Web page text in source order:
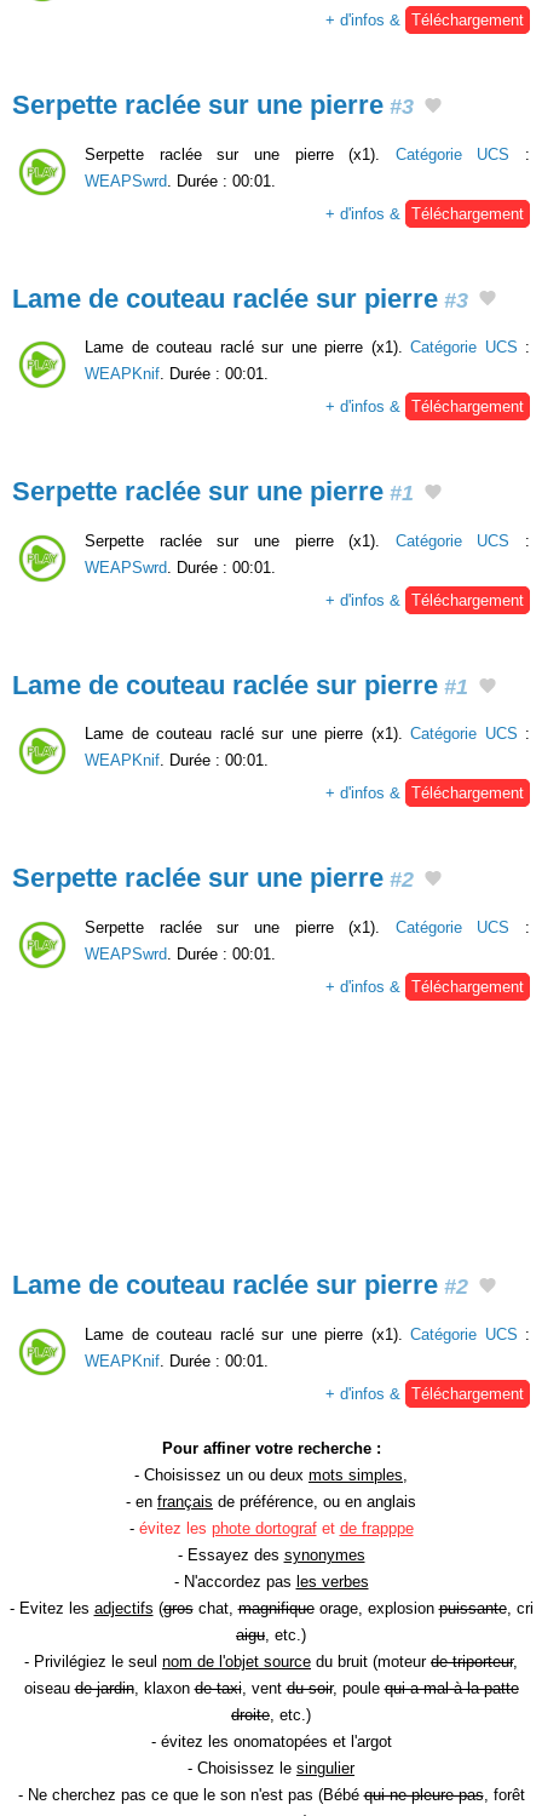
+ d'infos &
Téléchargement
Serpette raclée sur une pierre #3
Serpette raclée sur une pierre (x1). Catégorie UCS :
WEAPSwrd . Durée : 00:01.
+ d'infos &
Téléchargement
Lame de couteau raclée sur pierre #3
Lame de couteau raclé sur une pierre (x1). Catégorie UCS :
WEAPKnif. Durée : 00:01.
+ d'infos & Téléchargement
Serpette raclée sur une pierre #1
Serpette raclée sur une pierre (x1). Catégorie UCS :
WEAPSwrd . Durée : 00:01.
+ d'infos &
Téléchargement
Lame de couteau raclée sur pierre #1
Lame de couteau raclé sur une pierre (x1). Catégorie UCS :
WEAPKnif. Durée : 00:01.
+ d'infos & Téléchargement
Serpette raclée sur une pierre #2
Serpette raclée sur une pierre (x1). Catégorie UCS :
WEAPSwrd. Durée : 00:01.
+ d'infos & Téléchargement
Lame de couteau raclée sur pierre #2
Lame de couteau raclé sur une pierre (x1). Catégorie UCS :
WEAPKnif . Durée : 00:01.
+ d'infos &
Téléchargement
Pour affiner votre recherche :
- Choisissez un ou deux mots simples
- en français de préférence, ou en anglais
- évitez les phote dortografet de frapppe
- Essayez des synonymes
- N'accordez pas les verbes
- Evitez les adjectifs (groschat,magnifiqueorage, explosionpuissante, cri
aigu , etc.)
- Privilégiez le seul nom de l'objet source du bruit (moteur de triporteur,
oiseaude jardin, klaxonde taxi, ventdu soir, poulequi a mal à la patte
droite , etc.)
- évitez les onomatopées et l'argot
- Choisissez le singulier
- Ne cherchez pas ce que le son n'est pas (Bébéqui ne pleure pas, forêt